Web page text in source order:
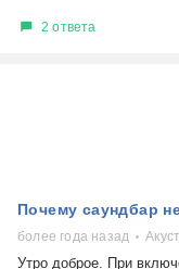
2 ответа
Почему саундбар
более года назад
Утро доброе. При